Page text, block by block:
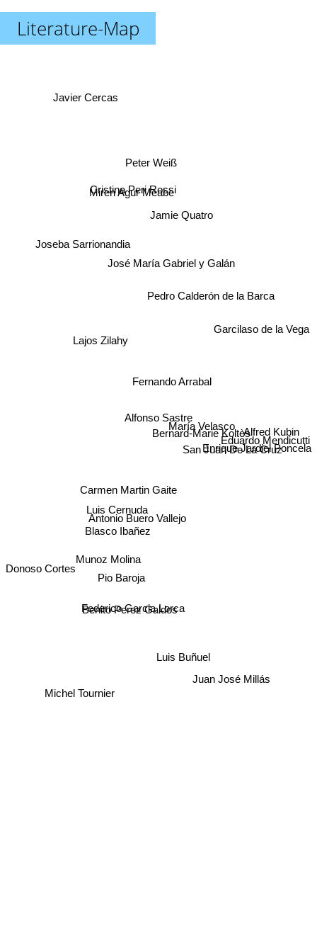
Literature-Map
Alfonso Sastre
Fernando Arrabal
Antonio Buero Vallejo
José María Gabriel y Galán
Carmen Martin Gaite
Blasco Ibañez
Bernard-Marie Koltès
María Velasco
Jamie Quatro
Miren Agur Meabe
Luis Cernuda
Pedro Calderón de la Barca
Federico Garcia Lorca
Pio Baroja
Peter Weiß
Benito Perez Galdos
Munoz Molina
San Juan De La Cruz
Eduardo Mendicutti
Cristina Peri Rossi
Alfred Kubin
Garcilaso de la Vega
Javier Cercas